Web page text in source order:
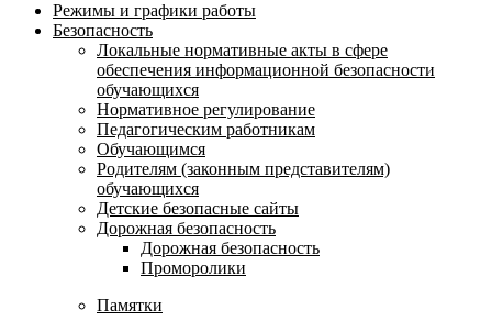
Режимы и графики работы
Безопасность
Локальные нормативные акты в сфере
обеспечения информационной безопасности
обучающихся
Нормативное регулирование
Педагогическим работникам
Обучающимся
Родителям (законным представителям)
обучающихся
Детские безопасные сайты
Дорожная безопасность
Дорожная безопасность
Проморолики
Памятки